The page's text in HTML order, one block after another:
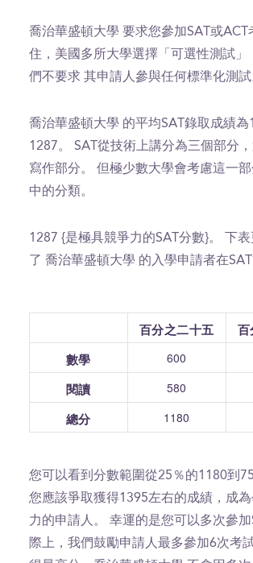
喬治華盛頓大學 要求您參加SAT或ACT
住，美國多所大學選擇「可選性測試」
們不要求 其申請人參與任何標準化測試
喬治華盛頓大學 的平均SAT錄取成績為
1287。 SAT從技術上講分為三個部分
寫作部分。 但極少數大學會考慮這一
中的分類。
1287 {是極具競爭力的SAT分數}。 下
了 喬治華盛頓大學 的入學申請者在SAT
百分之二十五
數學
600
閱讀 580
總分 1180
您可以看到分數範圍從25％的1180到
您應該爭取獲得1395左右的成績，成
力的申請人。 幸運的是您可以多次參
際上，我們鼓勵申請人最多參加6次考